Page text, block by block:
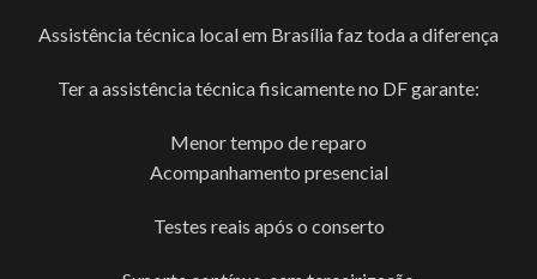
Assistência técnica local em Brasília faz toda a diferença
Ter a assistência técnica fisicamente no DF garante:
Menor tempo de reparo
Acompanhamento presencial
Testes reais após o conserto